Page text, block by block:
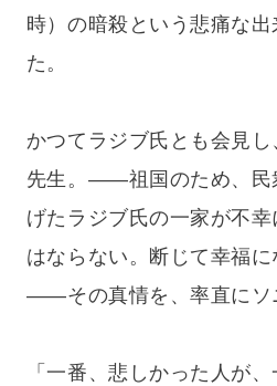
時）の暗殺という悲痛な
た。
かつてラジブ氏とも会見
先生。——祖国のため、民
げたラジブ氏の一家が不
はならない。断じて幸福
——その真情を、率直にソ
「一番、悲しかった人が